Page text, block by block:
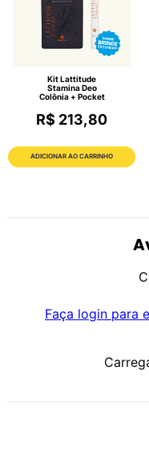
Kit Lattitude
Stamina Deo
Colônia + Pocket
R$ 213,80
ADICIONAR AO CARRINHO
Faça login para